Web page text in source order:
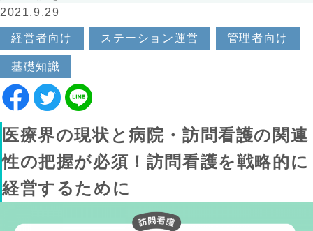
2021.9.29
経営者向け ステーション運営 管理者向け
基礎知識
医療界の現状と病院・訪問看護の関連
性の把握が必須！訪問看護を戦略的に
経営するために